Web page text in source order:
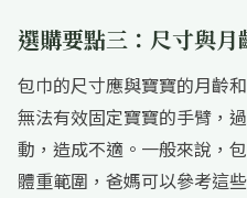
選購要點三：尺寸與月
包巾的尺寸應與寶寶的月齡
無法有效固定寶寶的手臂，
動，造成不適。一般來說，
體重範圍，爸媽可以參考這